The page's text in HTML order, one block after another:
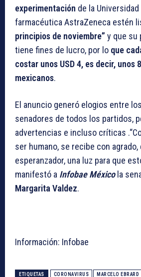
experimentación de la
farmacéutica AstraZeneca estén
principios de noviembre” y que su
tiene fines de lucro, por lo que
costar unos USD 4, es decir, unos
mexicanos.
El anuncio generó elogios entre
senadores de todos los partidos,
advertencias e incluso críticas
ser humano, se recibe con agrado,
esperanzador, una luz para que
manifestó a Infobae Méxicola
Margarita Valdez.
Información: Infobae
ETIQUETAS CORONAVIRUS MARCELO EBRARD